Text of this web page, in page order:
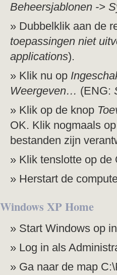
Beheersjablonen ->
Dubbelklik aan de
toepassingen niet
applications).
Klik nu op
Weergeven… (ENG:
Klik op de knop
OK. Klik nogmaals
bestanden zijn
Klik tenslotte op de
Herstart de
Windows XP Home
Start Windows op
Log in als
Ga naar de map